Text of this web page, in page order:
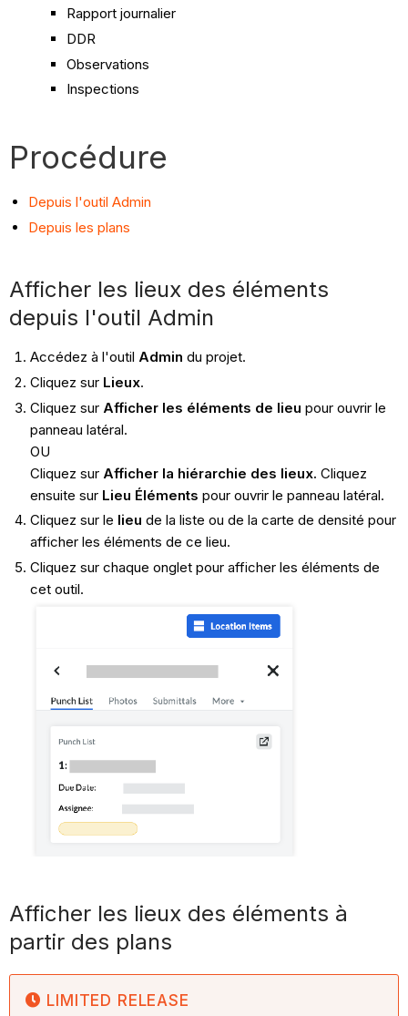
Rapport journalier
DDR
Observations
Inspections
Procédure
Depuis l'outil Admin
Depuis les plans
Afficher les lieux des éléments
depuis l'outil Admin
Accédez à l'outil Admin du projet.
Cliquez sur Lieux.
Cliquez sur Afficher les éléments de lieu pour ouvrir le
panneau latéral.
OU
Cliquez sur Afficher la hiérarchie des lieux. Cliquez
ensuite sur Lieu Éléments pour ouvrir le panneau latéral.
Cliquez sur le lieu de la liste ou de la carte de densité pour
afficher les éléments de ce lieu.
Cliquez sur chaque onglet pour afficher les éléments de
cet outil.
Afficher les lieux des éléments à
partir des plans
LIMITED RELEASE